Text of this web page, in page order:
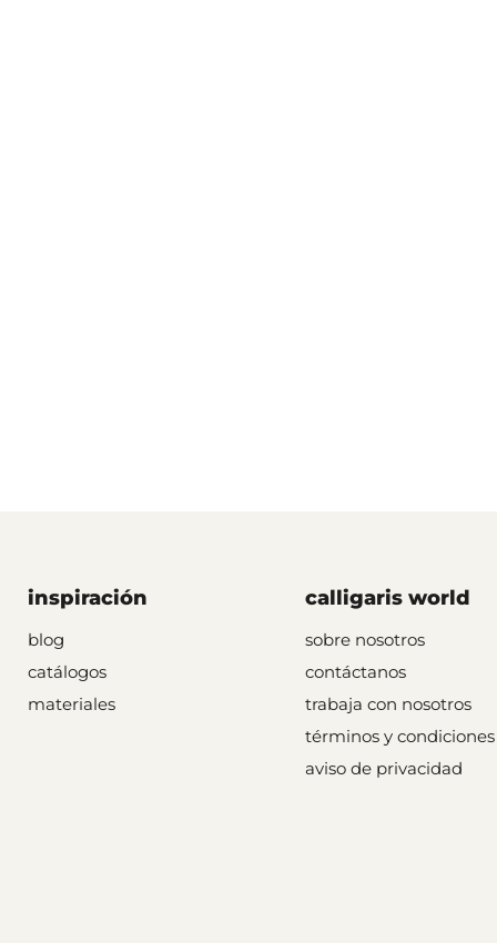
inspiración
blog
catálogos
materiales
calligaris world
sobre nosotros
contáctanos
trabaja con nosotros
términos y condiciones
aviso de privacidad